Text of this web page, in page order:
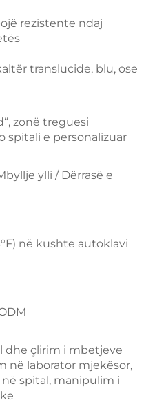
rezistente ndaj
translucide, blu, ose
zonë treguesi
spitali e personalizuar
ylli / Dërrasë e
në kushte autoklavi
dhe çlirim i mbetjeve
në laborator mjekësor,
spital, manipulim i